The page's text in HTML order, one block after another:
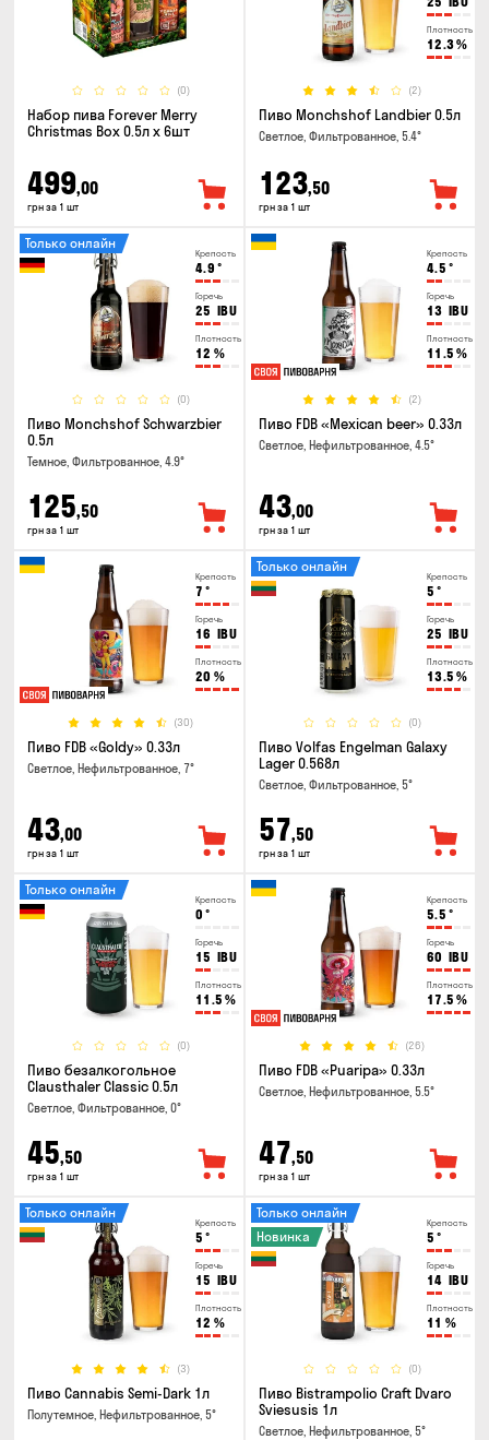
(0)
Набор пива Forever Merry
Christmas Box 0.5л x 6шт
499,00
грн за 1 шт
Плотность
12.3%
(2)
Пиво Monchshof Landbier 0.5л
Светлое, Фильтрованное, 5.4°
123,50
грн за 1 шт
Крепость
4.9 °
Горечь
25 IBU
Плотность
12 %
(0)
Только онлайн
Пиво Monchshof Schwarzbier
0.5л
Темное, Фильтрованное, 4.9°
125,50
грн за 1 шт
Крепость
4.5 °
Горечь
13 IBU
Плотность
11.5 %
(2)
Пиво FDB «Mexican beer» 0.33л
Светлое, Нефильтрованное, 4.5°
43,00
грн за 1 шт
Крепость
7 °
Горечь
16 IBU
Плотность
20 %
(30)
Пиво FDB «Goldy» 0.33л
Светлое, Нефильтрованное, 7°
43,00
грн за 1 шт
Крепость
5 °
Горечь
25 IBU
Плотность
13.5 %
(0)
Только онлайн
Пиво Volfas Engelman Galaxy
Lager 0.568л
Светлое, Фильтрованное, 5°
57,50
грн за 1 шт
Крепость
0 °
Горечь
15 IBU
Плотность
11.5 %
(0)
Только онлайн
Пиво безалкогольное
Clausthaler Classic 0.5л
Светлое, Фильтрованное, 0°
45,50
грн за 1 шт
Крепость
5.5 °
Горечь
60 IBU
Плотность
17.5 %
(26)
Пиво FDB «Puaripa» 0.33л
Светлое, Нефильтрованное, 5.5°
47,50
грн за 1 шт
Крепость
5 °
Горечь
15 IBU
Плотность
12 %
(3)
Только онлайн
Пиво Cannabis Semi-Dark 1л
Полутемное, Нефильтрованное, 5°
Крепость
5 °
Горечь
14 IBU
Плотность
11 %
(0)
Только онлайн
Новинка
Пиво Bistrampolio Craft Dvaro
Sviesusis 1л
Светлое, Нефильтрованное, 5°